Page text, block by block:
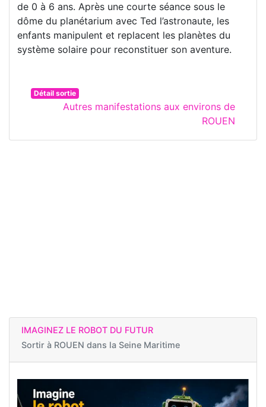
de 0 à 6 ans. Après une courte séance sous le
dôme du planétarium avec Ted l’astronaute, les
enfants manipulent et replacent les planètes du
système solaire pour reconstituer son aventure.
Détail sortie
Autres manifestations aux environs de
ROUEN
IMAGINEZ LE ROBOT DU FUTUR
Sortir à ROUEN dans la Seine Maritime